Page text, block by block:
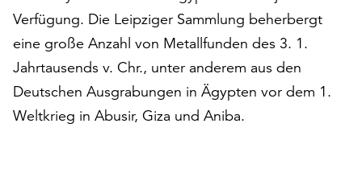
Ende
der
Seite
die
Schaltfläche
„Cookie-
Einstellungen“
Verfügung. Die Leipziger Sammlung beherbergt
eine große Anzahl von Metallfunden des 3. 1.
Jahrtausends v. Chr., unter anderem aus den
Deutschen Ausgrabungen in Ägypten vor dem 1.
Weltkrieg in Abusir, Giza und Aniba.